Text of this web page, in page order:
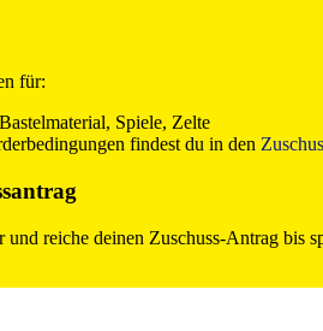
für:
Spiele, Zelte
findest du in den
reiche deinen Zuschuss-Antrag bis